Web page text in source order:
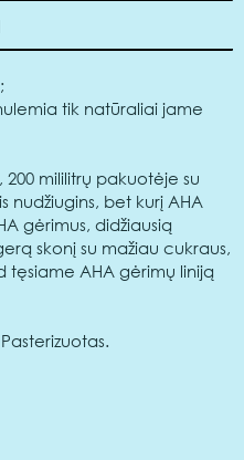
tik natūraliai jame
mililitrų pakuotėje su
nudžiugins, bet kurį AHA
gėrimus, didžiausią
skonį su mažiau cukraus,
tęsiame AHA gėrimų liniją